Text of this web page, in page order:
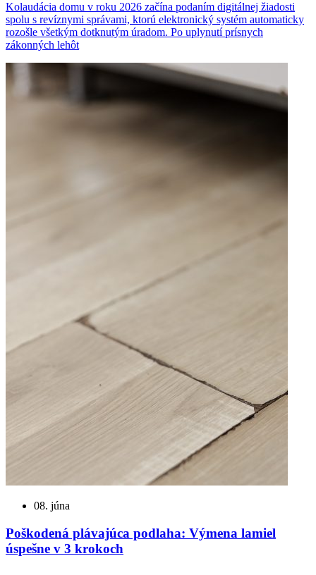
Kolaudácia domu v roku 2026 začína podaním digitálnej žiadosti
spolu s revíznymi správami, ktorú elektronický systém automaticky
rozošle všetkým dotknutým úradom. Po uplynutí prísnych
zákonných lehôt
08. júna
Poškodená plávajúca podlaha: Výmena lamiel
úspešne v 3 krokoch